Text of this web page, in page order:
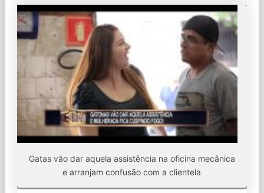
Gatas vão dar aquela assistência na oficina mecânica
e arranjam confusão com a clientela